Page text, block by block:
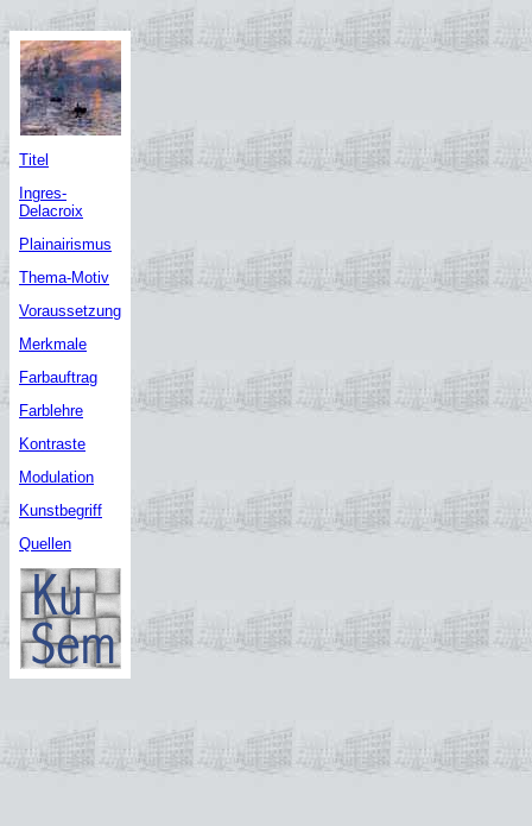
Titel
Ingres-
Delacroix
Plainairismus
Thema-Motiv
Voraussetzung
Merkmale
Farbauftrag
Farblehre
Kontraste
Modulation
Kunstbegriff
Quellen